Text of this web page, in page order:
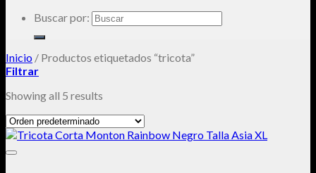
Buscar por:
Inicio / Productos etiquetados “tricota”
Filtrar
Showing all 5 results